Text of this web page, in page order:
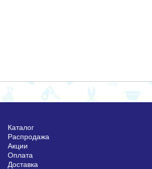
Каталог
Распродажа
Акции
Оплата
Доставка